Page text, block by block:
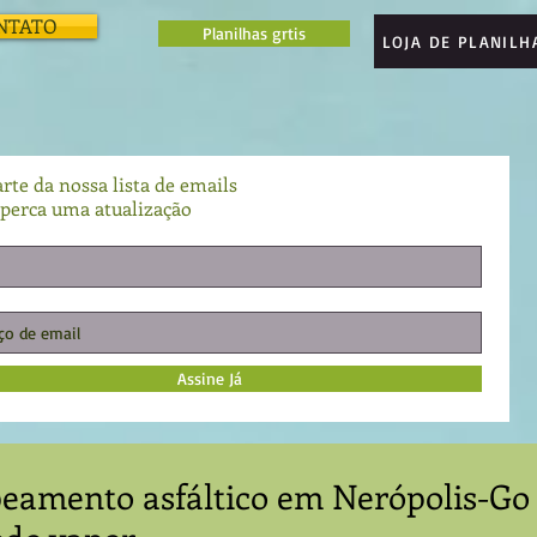
Planilhas grtis LOJA DE
da nossa lista de emails
uma atualização
Assine Já
asfáltico em Nerópolis-Go